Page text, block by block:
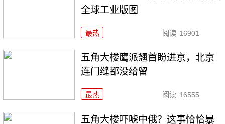
全球工业版图
最热 阅读 16901
五角大楼鹰派翘首盼进京，北京
连门缝都没给留
最热 阅读 16555
五角大楼吓唬中俄？这事恰恰暴